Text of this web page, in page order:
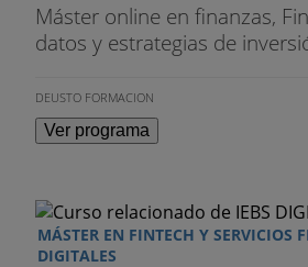
Máster online en finanzas,
datos y estrategias de
DEUSTO FORMACION
Ver programa
MÁSTER EN FINTECH Y SERVICIOS
DIGITALES